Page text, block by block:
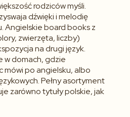
rodziców myśli.
dźwięki i melodię
Angielskieboard booksz
zwierzęta, liczby)
na drugi język.
w domach, gdzie
mówi po angielsku, albo
Pełny asortyment
zarówno tytuły polskie, jak